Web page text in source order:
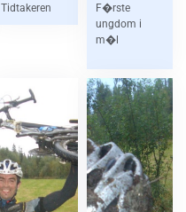
Tidtakeren
F�rste
ungdom i
m�l